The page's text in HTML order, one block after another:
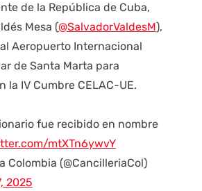
de la República de Cuba,
Mesa (@SalvadorValdesM),
Aeropuerto Internacional
de Santa Marta para
la IV Cumbre CELAC-UE.
fue recibido en nombre
mtXTn6ywvY
Colombia (@CancilleriaCol)
2025